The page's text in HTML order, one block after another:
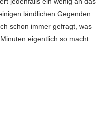
ländlichen Gegenden
schon immer gefragt, was
eigentlich so macht.